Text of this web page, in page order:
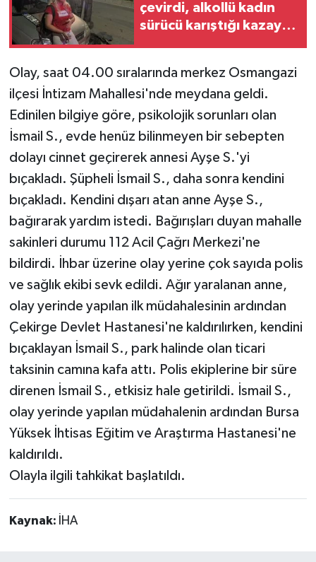
çevirdi, alkollü kadın
sürücü karıştığı kazayı
Olay, saat 04.00 sıralarında merkez Osmangazi
ilçesi İntizam Mahallesi'nde meydana geldi.
Edinilen bilgiye göre, psikolojik sorunları olan
İsmail S., evde henüz bilinmeyen bir sebepten
dolayı cinnet geçirerek annesi Ayşe S.'yi
bıçakladı. Şüpheli İsmail S., daha sonra kendini
bıçakladı. Kendini dışarı atan anne Ayşe S.,
bağırarak yardım istedi. Bağırışları duyan mahalle
sakinleri durumu 112 Acil Çağrı Merkezi'ne
bildirdi. İhbar üzerine olay yerine çok sayıda polis
ve sağlık ekibi sevk edildi. Ağır yaralanan anne,
olay yerinde yapılan ilk müdahalesinin ardından
Çekirge Devlet Hastanesi'ne kaldırılırken, kendini
bıçaklayan İsmail S., park halinde olan ticari
taksinin camına kafa attı. Polis ekiplerine bir süre
direnen İsmail S., etkisiz hale getirildi. İsmail S.,
olay yerinde yapılan müdahalenin ardından Bursa
Yüksek İhtisas Eğitim ve Araştırma Hastanesi'ne
kaldırıldı.
Olayla ilgili tahkikat başlatıldı.
Kaynak: İHA